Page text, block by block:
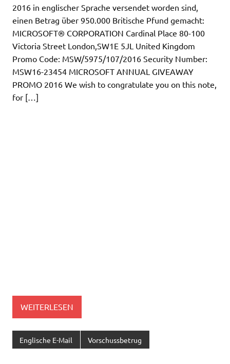
2016 in englischer Sprache versendet worden sind,
einen Betrag über 950.000 Britische Pfund gemacht:
MICROSOFT® CORPORATION Cardinal Place 80-100
Victoria Street London,SW1E 5JL United Kingdom
Promo Code: MSW/5975/107/2016 Security Number:
MSW16-23454 MICROSOFT ANNUAL GIVEAWAY
PROMO 2016 We wish to congratulate you on this note,
for […]
WEITERLESEN
Englische E-Mail Vorschussbetrug